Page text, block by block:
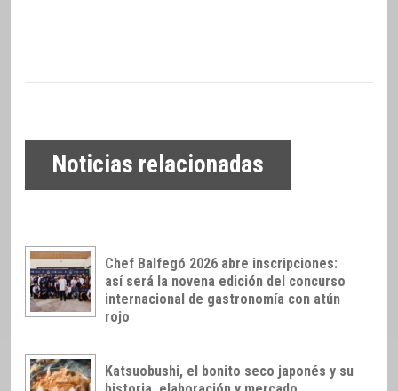
Noticias relacionadas
Chef Balfegó 2026 abre inscripciones:
así será la novena edición del concurso
internacional de gastronomía con atún
rojo
Katsuobushi, el bonito seco japonés y su